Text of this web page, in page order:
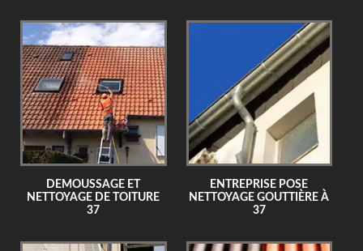
DEMOUSSAGE ET
NETTOYAGE DE TOITURE
37
ENTREPRISE POSE
NETTOYAGE GOUTTIÈRE À
37